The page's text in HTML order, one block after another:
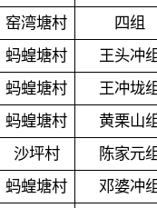
窑湾塘村
四组
蚂蝗塘村
王头冲
蚂蝗塘村
王冲垅
蚂蝗塘村
黄栗山
沙坪村
陈家元
蚂蝗塘村
邓婆冲